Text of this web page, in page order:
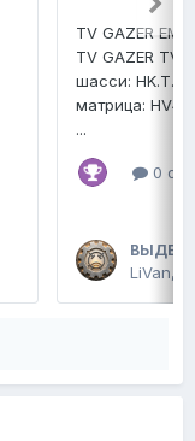
TV GAZER
TV GAZER
шасси:
матрица:
...
0
LiVan,